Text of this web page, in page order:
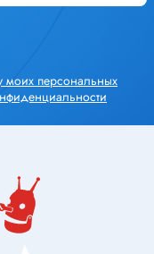
моих персональных